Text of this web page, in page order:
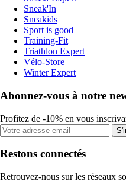
Sneak'In
Sneakids
Sport is good
Training-Fit
Triathlon Expert
Vélo-Store
Winter Expert
Abonnez-vous à notre
Profitez de -10% en vous
Restons connectés
Retrouvez-nous sur les réseaux